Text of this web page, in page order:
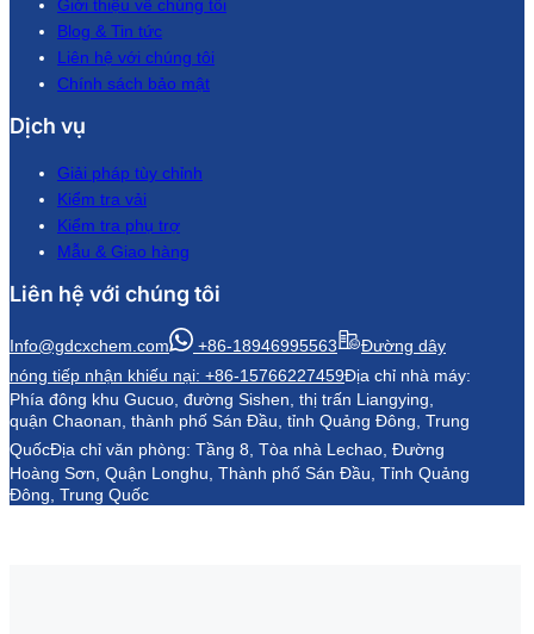
Giới thiệu về chúng tôi
Blog & Tin tức
Liên hệ với chúng tôi
Chính sách bảo mật
Dịch vụ
Giải pháp tùy chỉnh
Kiểm tra vải
Kiểm tra phụ trợ
Mẫu & Giao hàng
Liên hệ với chúng tôi
Info@gdcxchem.com +86-18946995563
Đường dây
nóng tiếp nhận khiếu nại: +86-15766227459Địa chỉ nhà máy:
Phía đông khu Gucuo, đường Sishen, thị trấn Liangying,
quận Chaonan, thành phố Sán Đầu, tỉnh Quảng Đông, Trung
QuốcĐịa chỉ văn phòng: Tầng 8, Tòa nhà Lechao, Đường
Hoàng Sơn, Quận Longhu, Thành phố Sán Đầu, Tỉnh Quảng
Đông, Trung Quốc